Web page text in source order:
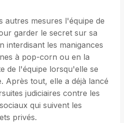
autres mesures l'équipe de
garder le secret sur sa
interdisant les manigances
à pop-corn ou en la
de l'équipe lorsqu'elle se
Après tout, elle a déjà lancé
judiciaires contre les
qui suivent les
privés.